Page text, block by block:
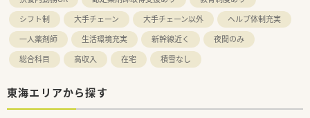
シフト制
大手チェーン 大手チェーン以外
ヘルプ体制充実
一人薬剤師
生活環境充実 新幹線近く
夜間のみ
総合科目
高収入 在宅 積雪なし
東海エリアから探す